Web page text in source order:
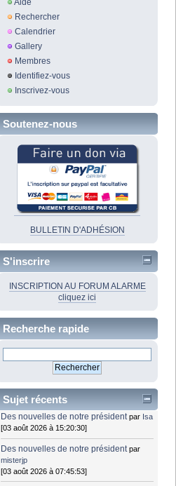
Aide
Rechercher
Calendrier
Gallery
Membres
Identifiez-vous
Inscrivez-vous
Soutenez-nous
BULLETIN D'ADHÉSION
S'inscrire
INSCRIPTION AU FORUM ALARME
cliquez ici
Recherche rapide
Sujet récents
Des nouvelles de notre président par Isa
[03 août 2026 à 15:20:30]
Des nouvelles de notre président par
misterjp
[03 août 2026 à 07:45:53]